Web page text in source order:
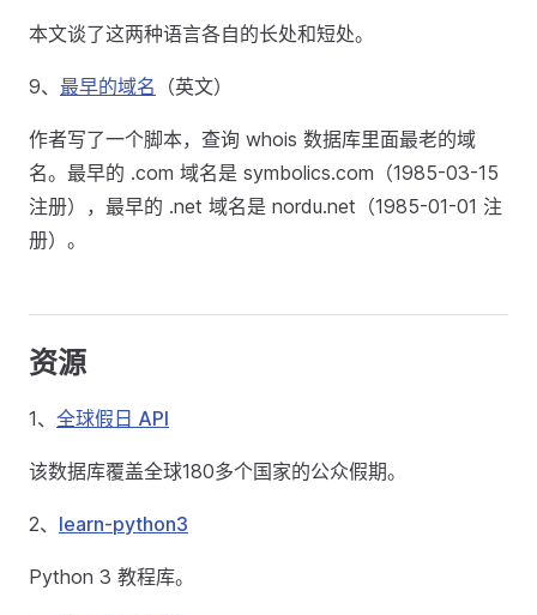
本文谈了这两种语言各自的长处和短处。
9、 最早的域名 （英文）
作者写了一个脚本，查询 whois 数据库里面最老的域
名。最早的 .com 域名是 symbolics.com（1985-03-15
注册），最早的 .net 域名是 nordu.net（1985-01-01 注
册）。
资源
1、 全球假日 API
该数据库覆盖全球180多个国家的公众假期。
2、 learn-python3
Python 3 教程库。